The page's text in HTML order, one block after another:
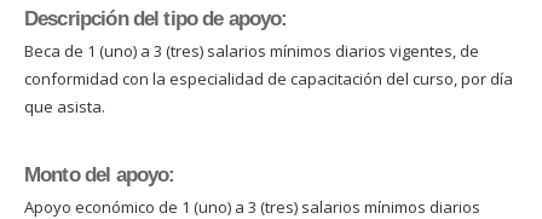
Descripción del tipo de apoyo:
Beca de 1 (uno) a 3 (tres) salarios mínimos diarios vigentes, de
conformidad con la especialidad de capacitación del curso, por día
que asista.
Monto del apoyo:
Apoyo económico de 1 (uno) a 3 (tres) salarios mínimos diarios